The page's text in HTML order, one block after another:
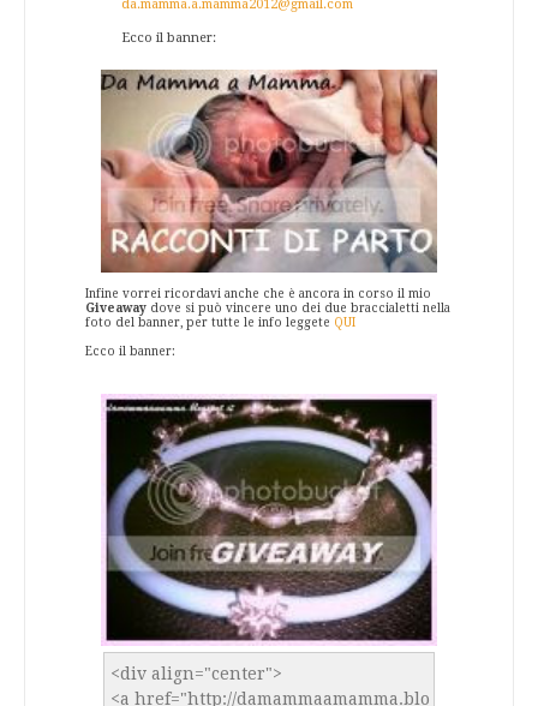
da.mamma.a.mamma2012@gmail.com
Ecco il banner:
Infine vorrei ricordavi anche che è ancora in corso il mio
Giveaway dove si può vincere uno dei due braccialetti nella
foto del banner, per tutte le info leggete QUI
Ecco il banner: